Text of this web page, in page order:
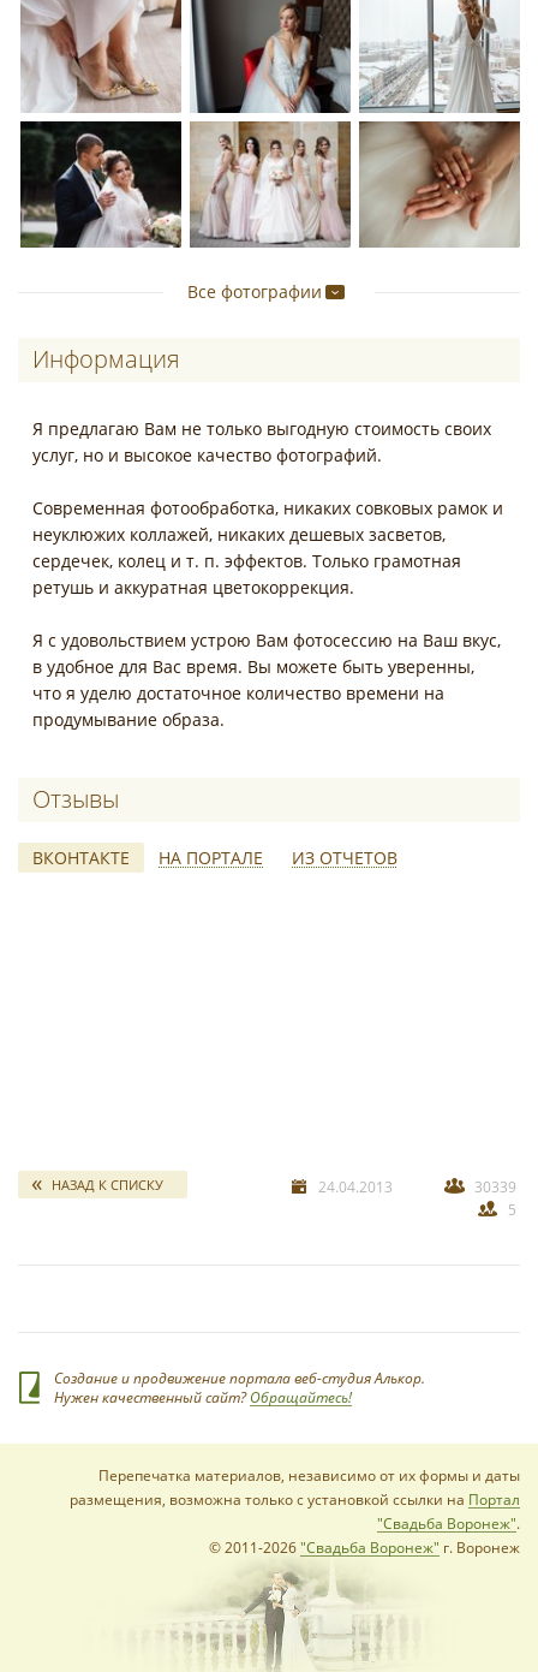
Информация
Я предлагаю Вам не только выгодную стоимость своих
услуг, но и высокое качество фотографий.
Современная фотообработка, никаких совковых рамок и
неуклюжих коллажей, никаких дешевых засветов,
сердечек, колец и т. п. эффектов. Только грамотная
ретушь и аккуратная цветокоррекция.
Я с удовольствием устрою Вам фотосессию на Ваш вкус,
в удобное для Вас время. Вы можете быть уверенны,
что я уделю достаточное количество времени на
продумывание образа.
Все фотографии
Отзывы о Елена Калашникова
ВКОНТАКТЕ НА ПОРТАЛЕ ИЗ ОТЧЕТОВ
*
*
*
НАЗАД К СПИСКУ 24.04.2013
30339
5
Создание и продвижение портала веб-студия Алькор.
Нужен качественный сайт?Обращайтесь!
Перепечатка материалов, независимо от их формы и даты
размещения, возможна только с установкой ссылки на Портал
"Свадьба Воронеж".
© 2011-2026"Свадьба Воронеж" г. Воронеж